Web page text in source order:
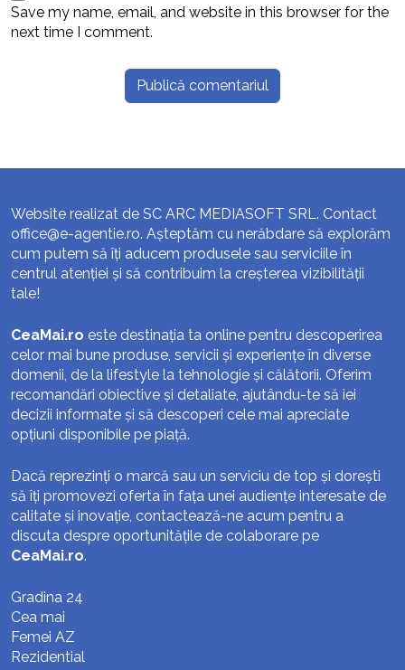
Save my name, email, and website in this browser for the
next time I comment.
Website realizat de SC ARC MEDIASOFT SRL. Contact
office@e-agentie.ro. Așteptăm cu nerăbdare să explorăm
cum putem să îți aducem produsele sau serviciile în
centrul atenției și să contribuim la creșterea vizibilității
tale!
CeaMai.ro este destinația ta online pentru descoperirea
celor mai bune produse, servicii și experiențe în diverse
domenii, de la lifestyle la tehnologie și călătorii. Oferim
recomandări obiective și detaliate, ajutându-te să iei
decizii informate și să descoperi cele mai apreciate
opțiuni disponibile pe piață.
Dacă reprezinți o marcă sau un serviciu de top și dorești
să îți promovezi oferta în fața unei audiențe interesate de
calitate și inovație, contactează-ne acum pentru a
discuta despre oportunitățile de colaborare pe
CeaMai.ro.
Gradina 24
Cea mai
Femei AZ
Rezidential